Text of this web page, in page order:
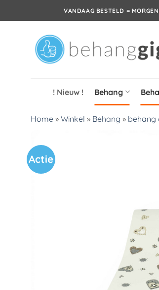
VANDAAG BESTELD =
! Nieuw ! Behang
Home » Winkel » Behang » behang
Actie